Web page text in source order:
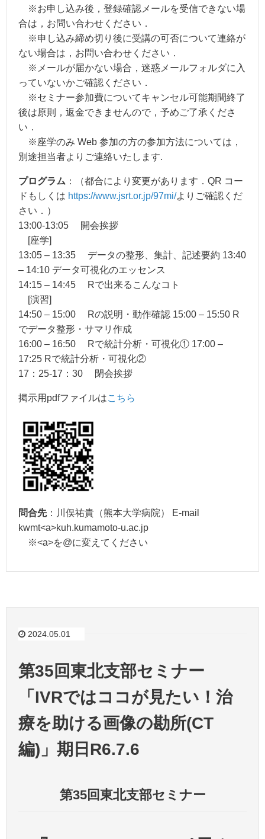
※お申し込み後，登録確認メールを受信できない場
合は，お問い合わせください．
※申し込み締め切り後に受講の可否について連絡が
ない場合は，お問い合わせください．
※メールが届かない場合，迷惑メールフォルダに入
っていないかご確認ください．
※セミナー参加費についてキャンセル可能期間終了
後は原則，返金できませんので，予めご了承くださ
い．
※座学のみ Web 参加の方の参加方法については，
別途担当者よりご連絡いたします.
プログラム ：（都合により変更があります．QR コー
ドもしくは https://www.jsrt.or.jp/97mi/よりご確認くだ
さい．）
13:00-13:05 開会挨拶
[座学]
13:05 – 13:35 データの整形、集計、記述要約 13:40
– 14:10 データ可視化のエッセンス
14:15 – 14:45 Rで出来るこんなコト
[演習]
14:50 – 15:00 Rの説明・動作確認 15:00 – 15:50 R
でデータ整形・サマリ作成
16:00 – 16:50 Rで統計分析・可視化① 17:00 –
17:25 Rで統計分析・可視化②
17：25-17：30 閉会挨拶
掲示用pdfファイルはこちら
問合先：川俣祐貴（熊本大学病院） E-mail
kwmt<a>kuh.kumamoto-u.ac.jp
※<a>を@に変えてください
2024.05.01
第35回東北支部セミナー
「IVRではココが見たい！治
療を助ける画像の勘所(CT
編)」期日R6.7.6
第35回東北支部セミナー